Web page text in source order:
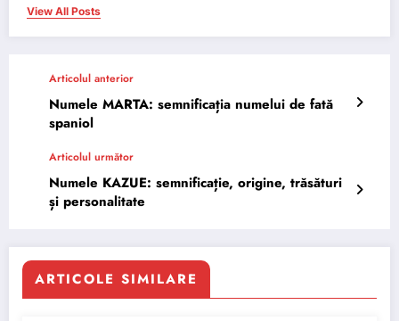
View All Posts
Articolul anterior
Numele MARTA: semnificația numelui de fată
spaniol
Articolul următor
Numele KAZUE: semnificație, origine, trăsături
și personalitate
ARTICOLE SIMILARE